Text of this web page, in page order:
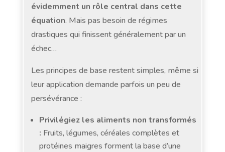
évidemment un rôle central dans cette
équation. Mais pas besoin de régimes
drastiques qui finissent généralement par un
échec…
Les principes de base restent simples, même si
leur application demande parfois un peu de
persévérance :
Privilégiez les aliments non transformés
: Fruits, légumes, céréales complètes et
protéines maigres forment la base d’une